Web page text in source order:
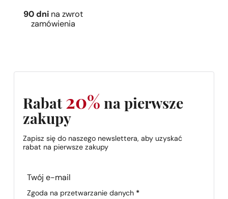
90 dnina zwrot
zamówienia
Rabat 20% na pierwsze
zakupy
Zapisz się do naszego newslettera, aby uzyskać
rabat na pierwsze zakupy
Section
Zgoda na przetwarzanie danych *